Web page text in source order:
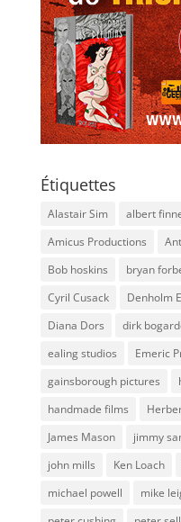
Étiquettes
Alastair Sim albert
Amicus Productions
Bob hoskins
bryan
Cyril Cusack
Denholm
Diana Dors
dirk
ealing studios
Emeric
gainsborough pictures
handmade films
James Mason
jimmy
john mills
Ken Loach
michael powell
mike